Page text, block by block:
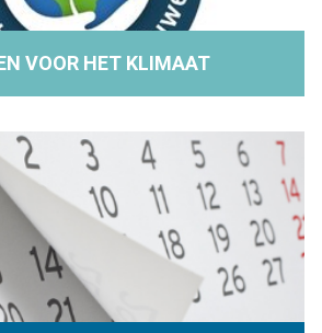
VOOR HET KLIMAAT